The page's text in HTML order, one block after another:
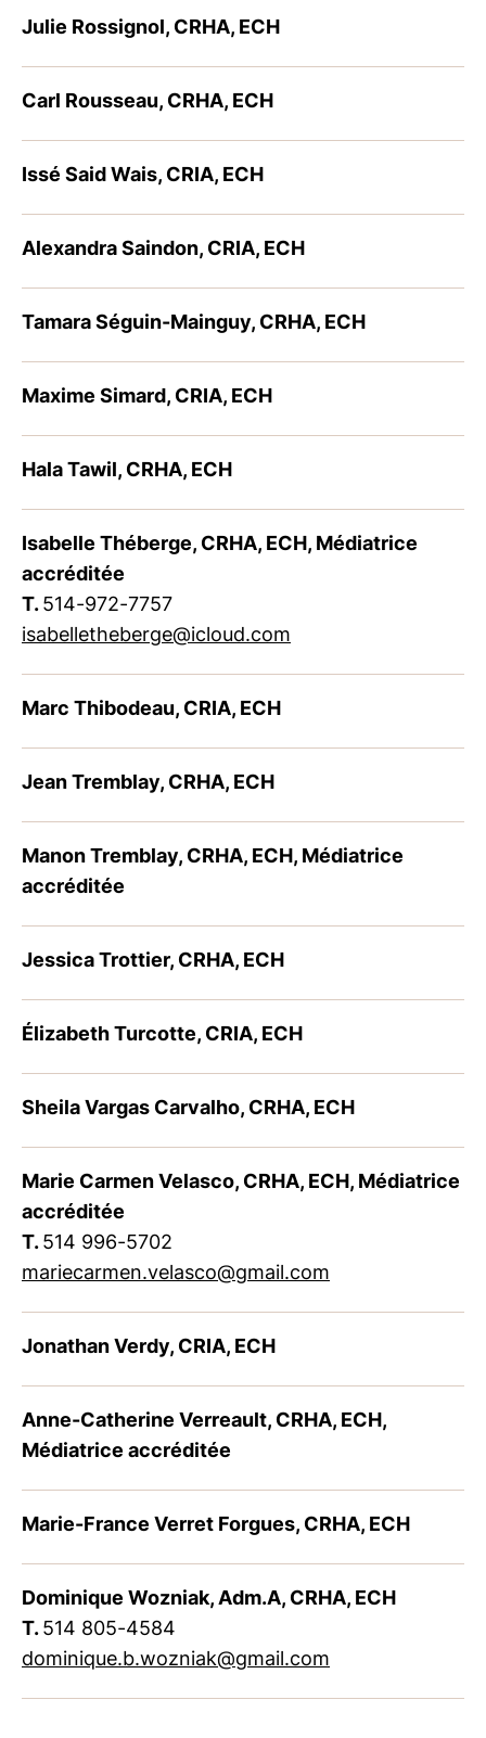
Julie Rossignol, CRHA, ECH
Carl Rousseau, CRHA, ECH
Issé Said Wais, CRIA, ECH
Alexandra Saindon, CRIA, ECH
Tamara Séguin-Mainguy, CRHA, ECH
Maxime Simard, CRIA, ECH
Hala Tawil, CRHA, ECH
Isabelle Théberge, CRHA, ECH, Médiatrice
accréditée
T.514-972-7757
isabelletheberge@icloud.com
Marc Thibodeau, CRIA, ECH
Jean Tremblay, CRHA, ECH
Manon Tremblay, CRHA, ECH, Médiatrice
accréditée
Jessica Trottier, CRHA, ECH
Élizabeth Turcotte, CRIA, ECH
Sheila Vargas Carvalho, CRHA, ECH
Marie Carmen Velasco, CRHA, ECH, Médiatrice
accréditée
T.514 996-5702
mariecarmen.velasco@gmail.com
Jonathan Verdy, CRIA, ECH
Anne-Catherine Verreault, CRHA, ECH,
Médiatrice accréditée
Marie-France Verret Forgues, CRHA, ECH
Dominique Wozniak, Adm.A, CRHA, ECH
T.514 805-4584
dominique.b.wozniak@gmail.com